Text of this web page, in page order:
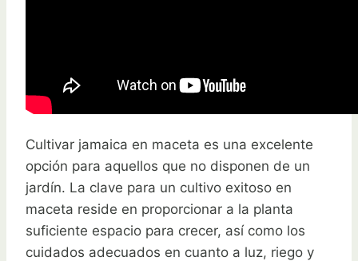
Cultivar jamaica en maceta es una excelente
opción para aquellos que no disponen de un
jardín. La clave para un cultivo exitoso en
maceta reside en proporcionar a la planta
suficiente espacio para crecer, así como los
cuidados adecuados en cuanto a luz, riego y